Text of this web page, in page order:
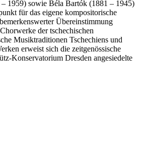
1959) sowie Béla Bartók (1881 – 1945)
für das eigene kompositorische
Übereinstimmung
der tschechischen
Musiktraditionen Tschechiens und
erweist sich die zeitgenössische
Konservatorium Dresden angesiedelte